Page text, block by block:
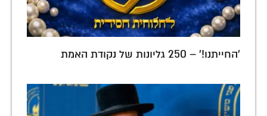
'החייתנו!' – 250 גליונות של נקודת האמת